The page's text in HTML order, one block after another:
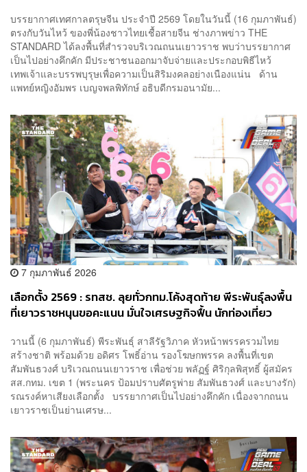
บรรยากาศเทศกาลตรุษจีน ประจำปี 2569 โดยในวันนี้ (16 กุมภาพันธ์)
ตรงกับวันไหว้ ของพี่น้องชาวไทยเชื้อสายจีน ช่างภาพข่าว THE
STANDARD ได้ลงพื้นที่สำรวจบริเวณถนนเยาวราช พบว่าบรรยากาศ
เป็นไปอย่างคึกคัก มีประชาชนออกมาจับจ่ายและประกอบพิธีไหว้
เทพเจ้าและบรรพบุรุษเพื่อความเป็นสิริมงคลอย่างเนืองแน่น ด้าน
แพทย์หญิงอัมพร เบญจพลพิทักษ์ อธิบดีกรมอนามัย...
7 กุมภาพันธ์ 2026
เลือกตั้ง 2569 : รทสช. ลุยทั่วกทม.โค้งสุดท้าย พีระพันธุ์ลงพื้น
ที่เยาวราชหนุนขอคะแนน มั่นใจเศรษฐกิจฟื้น นักท่องเที่ยว
วานนี้ (6 กุมภาพันธ์) พีระพันธุ์ สาลีรัฐวิภาค หัวหน้าพรรครวมไทย
สร้างชาติ พร้อมด้วย อดิศร โพธิ์อ่าน รองโฆษกพรรค ลงพื้นที่เขต
สัมพันธวงศ์ บริเวณถนนเยาวราช เพื่อช่วย พลัฏฐ์ ศิริกุลพิสุทธิ์ ผู้สมัคร
สส.กทม. เขต 1 (พระนคร ป้อมปราบศัตรูพ่าย สัมพันธวงศ์ และบางรัก)
รณรงค์หาเสียงเลือกตั้ง บรรยากาศเป็นไปอย่างคึกคัก เนื่องจากถนน
เยาวราชเป็นย่านเศรษ...